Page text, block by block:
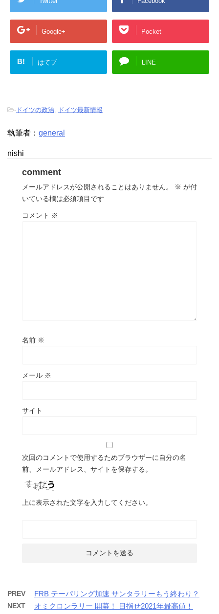
Google+ Pocket
B! はてブ LINE
- ドイツの政治, ドイツ最新情報
執筆者： general
nishi
comment
メールアドレスが公開されることはありません。 ※ が付
いている欄は必須項目です
コメント ※
名前 ※
メール ※
サイト
次回のコメントで使用するためブラウザーに自分の名
前、メールアドレス、サイトを保存する。
上に表示された文字を入力してください。
PREV FRB テーパリング加速 サンタラリーもう終わり？
NEXT オミクロンラリー 開幕！ 目指せ2021年最高値！